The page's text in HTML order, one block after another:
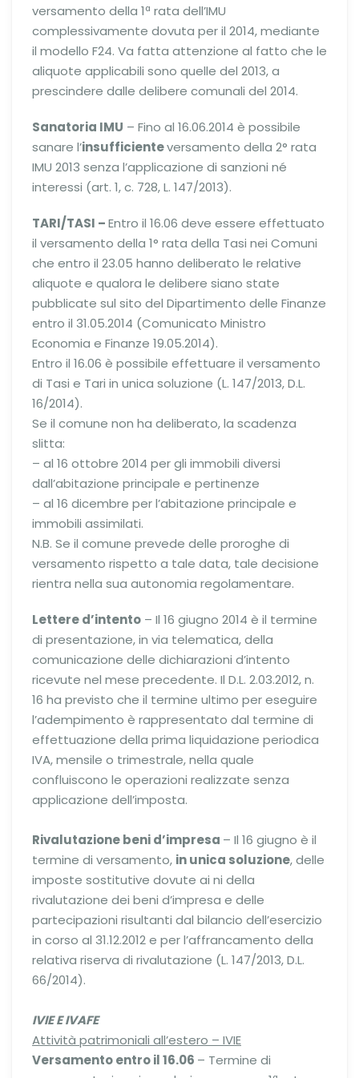
versamento della 1ª rata dell’IMU
complessivamente dovuta per il 2014, mediante
il modello F24. Va fatta attenzione al fatto che le
aliquote applicabili sono quelle del 2013, a
prescindere dalle delibere comunali del 2014.
Sanatoria IMU – Fino al 16.06.2014 è possibile
sanare l’insufficienteversamento della 2° rata
IMU 2013 senza l’applicazione di sanzioni né
interessi (art. 1, c. 728, L. 147/2013).
TARI/TASI –Entro il 16.06 deve essere effettuato
il versamento della 1° rata della Tasi nei Comuni
che entro il 23.05 hanno deliberato le relative
aliquote e qualora le delibere siano state
pubblicate sul sito del Dipartimento delle Finanze
entro il 31.05.2014 (Comunicato Ministro
Economia e Finanze 19.05.2014).
Entro il 16.06 è possibile effettuare il versamento
di Tasi e Tari in unica soluzione (L. 147/2013, D.L.
16/2014).
Se il comune non ha deliberato, la scadenza
slitta:
– al 16 ottobre 2014 per gli immobili diversi
dall’abitazione principale e pertinenze
– al 16 dicembre per l’abitazione principale e
immobili assimilati.
N.B. Se il comune prevede delle proroghe di
versamento rispetto a tale data, tale decisione
rientra nella sua autonomia regolamentare.
Lettere d’intento – Il 16 giugno 2014 è il termine
di presentazione, in via telematica, della
comunicazione delle dichiarazioni d’intento
ricevute nel mese precedente. Il D.L. 2.03.2012, n.
16 ha previsto che il termine ultimo per eseguire
l’adempimento è rappresentato dal termine di
effettuazione della prima liquidazione periodica
IVA, mensile o trimestrale, nella quale
confluiscono le operazioni realizzate senza
applicazione dell’imposta.
Rivalutazione beni d’impresa – Il 16 giugno è il
termine di versamento, in unica soluzione, delle
imposte sostitutive dovute ai ni della
rivalutazione dei beni d’impresa e delle
partecipazioni risultanti dal bilancio dell’esercizio
in corso al 31.12.2012 e per l’affrancamento della
relativa riserva di rivalutazione (L. 147/2013, D.L.
66/2014).
IVIE E IVAFE
Attività patrimoniali all’estero – IVIE
Versamento entro il 16.06 – Termine di